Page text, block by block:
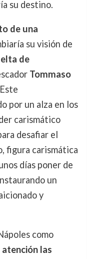
su destino.
de una
su visión de
de
Tommaso
por un alza en los
carismático
desafiar el
figura carismática
días poner de
un
y
como
las